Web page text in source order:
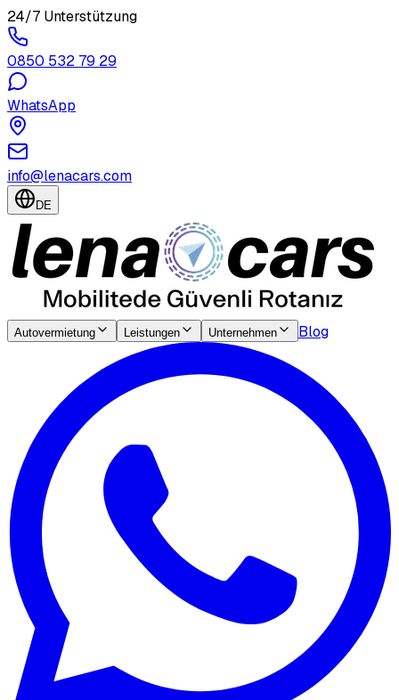
24/7 Unterstützung
0850 532 79 29
WhatsApp
info@lenacars.com
DE
Autovermietung Leistungen Unternehmen Blog